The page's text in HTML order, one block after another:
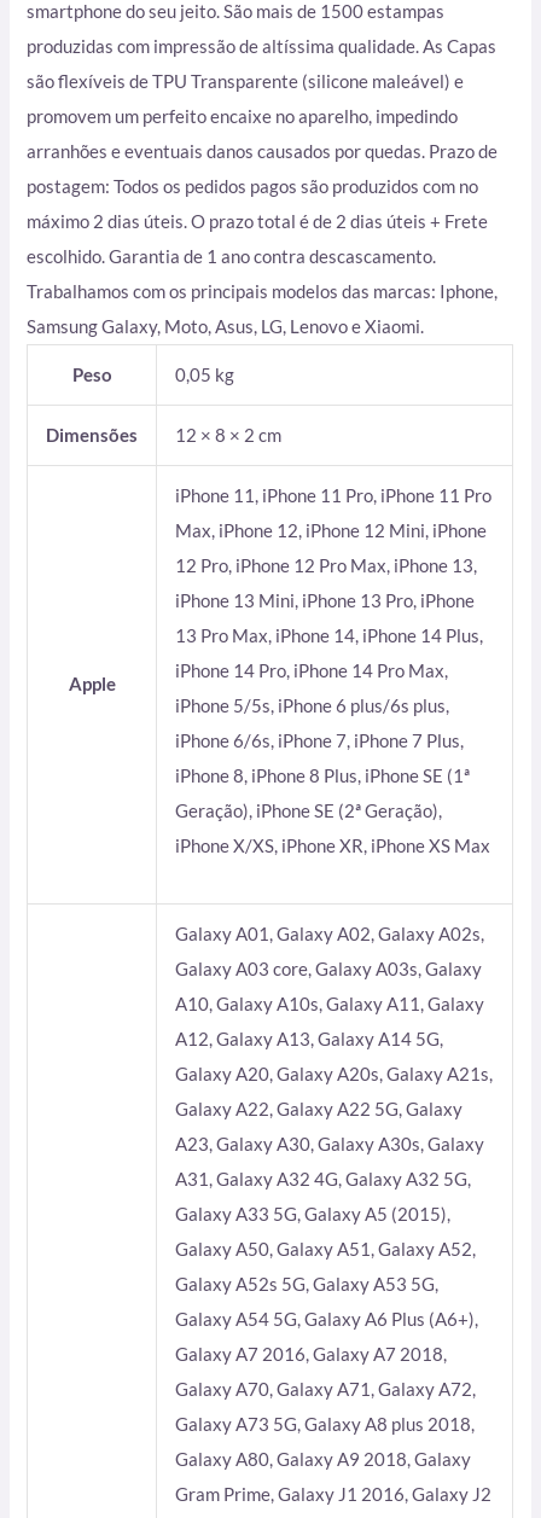
smartphone do seu jeito. São mais de 1500 estampas
produzidas com impressão de altíssima qualidade. As Capas
são flexíveis de TPU Transparente (silicone maleável) e
promovem um perfeito encaixe no aparelho, impedindo
arranhões e eventuais danos causados por quedas. Prazo de
postagem: Todos os pedidos pagos são produzidos com no
máximo 2 dias úteis. O prazo total é de 2 dias úteis + Frete
escolhido. Garantia de 1 ano contra descascamento.
Trabalhamos com os principais modelos das marcas: Iphone,
Samsung Galaxy, Moto, Asus, LG, Lenovo e Xiaomi.
Peso 0,05 kg
Dimensões 12 × 8 × 2 cm
Apple
iPhone 11, iPhone 11 Pro, iPhone 11 Pro
Max, iPhone 12, iPhone 12 Mini, iPhone
12 Pro, iPhone 12 Pro Max, iPhone 13,
iPhone 13 Mini, iPhone 13 Pro, iPhone
13 Pro Max, iPhone 14, iPhone 14 Plus,
iPhone 14 Pro, iPhone 14 Pro Max,
iPhone 5/5s, iPhone 6 plus/6s plus,
iPhone 6/6s, iPhone 7, iPhone 7 Plus,
iPhone 8, iPhone 8 Plus, iPhone SE (1ª
Geração), iPhone SE (2ª Geração),
iPhone X/XS, iPhone XR, iPhone XS Max
Galaxy A01, Galaxy A02, Galaxy A02s,
Galaxy A03 core, Galaxy A03s, Galaxy
A10, Galaxy A10s, Galaxy A11, Galaxy
A12, Galaxy A13, Galaxy A14 5G,
Galaxy A20, Galaxy A20s, Galaxy A21s,
Galaxy A22, Galaxy A22 5G, Galaxy
A23, Galaxy A30, Galaxy A30s, Galaxy
A31, Galaxy A32 4G, Galaxy A32 5G,
Galaxy A33 5G, Galaxy A5 (2015),
Galaxy A50, Galaxy A51, Galaxy A52,
Galaxy A52s 5G, Galaxy A53 5G,
Galaxy A54 5G, Galaxy A6 Plus (A6+),
Galaxy A7 2016, Galaxy A7 2018,
Galaxy A70, Galaxy A71, Galaxy A72,
Galaxy A73 5G, Galaxy A8 plus 2018,
Galaxy A80, Galaxy A9 2018, Galaxy
Gram Prime, Galaxy J1 2016, Galaxy J2